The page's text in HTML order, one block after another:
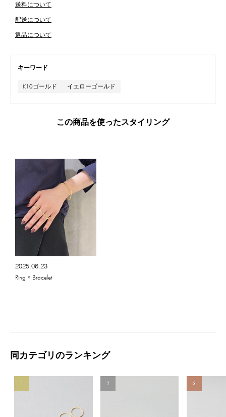
送料について
配送について
返品について
キーワード
K10ゴールド イエローゴールド
この商品を使ったスタイリング
2025.06.23
Ring × Bracelet
同カテゴリのランキング
1 2 3